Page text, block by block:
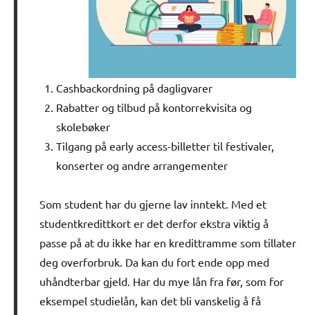
Cashbackordning på dagligvarer
Rabatter og tilbud på kontorrekvisita og
skolebøker
Tilgang på early access-billetter til festivaler,
konserter og andre arrangementer
Som student har du gjerne lav inntekt. Med et
studentkredittkort er det derfor ekstra viktig å
passe på at du ikke har en kredittramme som tillater
deg overforbruk. Da kan du fort ende opp med
uhåndterbar gjeld. Har du mye lån fra før, som for
eksempel studielån, kan det bli vanskelig å få